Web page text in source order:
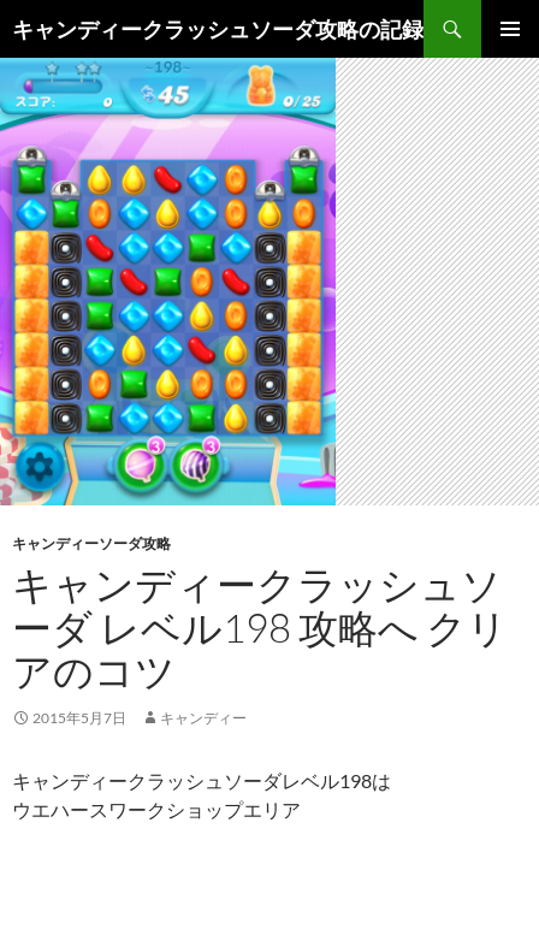
キャンディークラッシュソーダ攻略の記録
索
メインメ
ニュー
ン
テ
ン
ツ
へ
ス
キ
ッ
プ
キャンディーソーダ攻略
キャンディークラッシュソ
ーダ レベル198 攻略へ クリ
アのコツ
2015年5月7日 キャンディー
キャンディークラッシュソーダレベル198は
ウエハースワークショップエリア